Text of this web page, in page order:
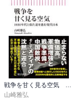
戦争を甘く見る空気 1930年代と似た道を進む現代日本
山崎雅弘